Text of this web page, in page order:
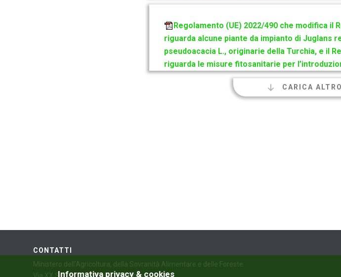
Regolamento (UE) 2022/490 che modifica il
riguarda alcune piante da impianto di Juglans
pseudoacacia L., originarie della Turchia, e il
riguarda le misure fitosanitarie per
CARICA
CONTATTI
Ministero dell’Agricoltura, della Sovranità Alimentare e delle Foreste
Informativa privacy & cookies